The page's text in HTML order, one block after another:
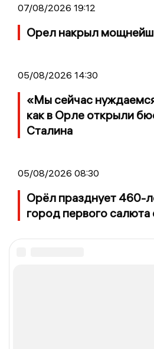
07/08/2026 19:12
Орел накрыл
05/08/2026 14:30
«Мы сейчас
как в Орле открыли
Сталина
05/08/2026 08:30
Орёл празднует 460-
город первого салюта